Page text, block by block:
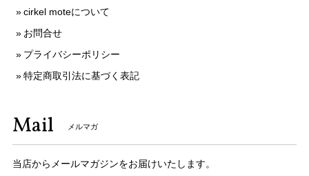
cirkel moteについて
お問合せ
プライバシーポリシー
特定商取引法に基づく表記
Mail メルマガ
当店からメールマガジンをお届けいたします。